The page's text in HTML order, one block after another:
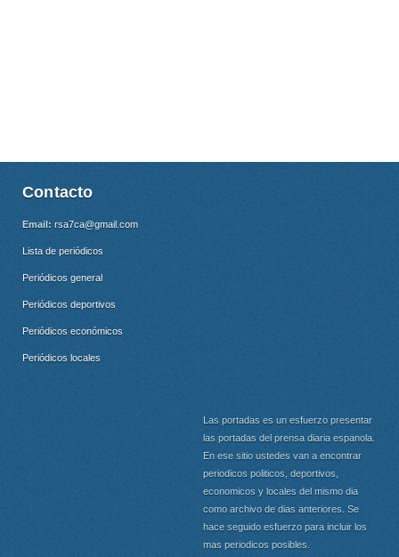
Contacto
Email: rsa7ca@gmail.com
Lista de periódicos
Periódicos general
Periódicos deportivos
Periódicos económicos
Periódicos locales
Las portadas es un esfuerzo presentar
las portadas del prensa diaria espanola.
En ese sitio ustedes van a encontrar
periodicos politicos, deportivos,
economicos y locales del mismo dia
como archivo de dias anteriores. Se
hace seguido esfuerzo para incluir los
mas periodicos posibles.